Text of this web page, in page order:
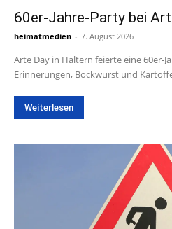
60er-Jahre-Party bei
heimatmedien - 7. August 2026
Arte Day in Haltern feierte eine 60er-
Erinnerungen, Bockwurst und
Weiterlesen